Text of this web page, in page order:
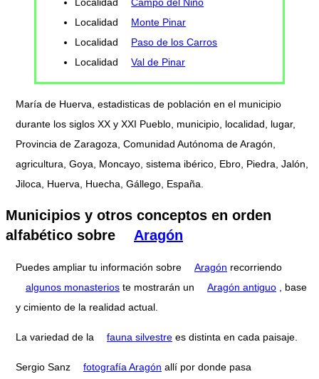
Localidad
Monte Pinar
Localidad
Paso de los Carros
Localidad
Val de Pinar
María de Huerva, estadisticas de población en el municipio
durante los siglos XX y XXI Pueblo, municipio, localidad, lugar,
Provincia de Zaragoza, Comunidad Autónoma de Aragón,
agricultura, Goya, Moncayo, sistema ibérico, Ebro, Piedra, Jalón,
Jiloca, Huerva, Huecha, Gállego, España.
Municipios y otros conceptos en orden
alfabético sobre
Aragón
Puedes ampliar tu información sobre Aragón recorriendo
algunos monasterios te mostrarán un Aragón antiguo , base
y cimiento de la realidad actual.
La variedad de la fauna silvestre es distinta en cada paisaje.
Sergio Sanz fotografía Aragón allí por donde pasa